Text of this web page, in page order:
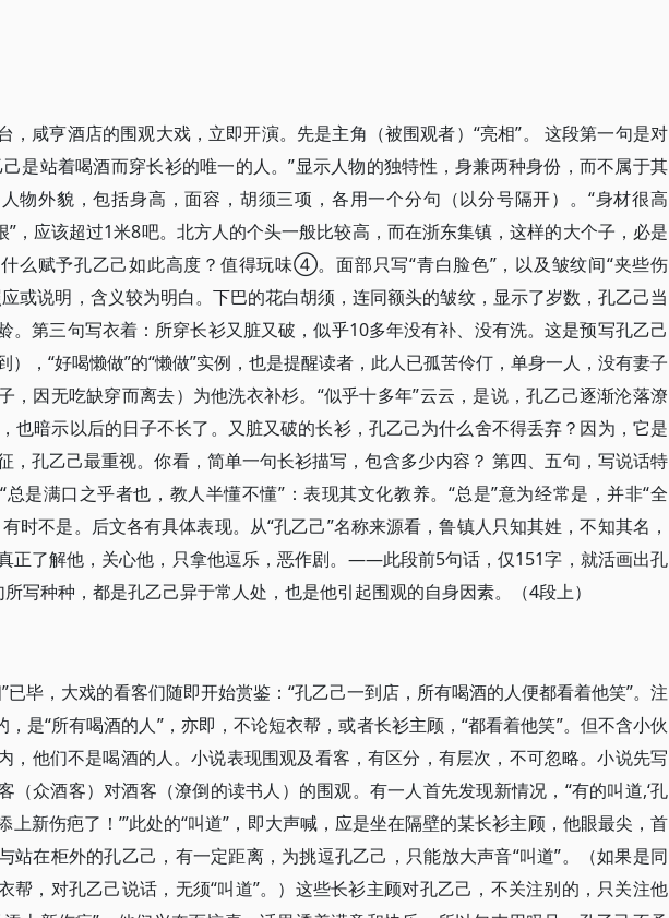
，咸亨酒店的围观大戏，立即开演。先是主角（被围观者）“亮相”。 这段第一句是对
是站着喝酒而穿长衫的唯一的人。”显示人物的独特性，身兼两种身份，而不属于其
物外貌，包括身高，面容，胡须三项，各用一个分句（以分号隔开）。“身材很高
”，应该超过1米8吧。北方人的个头一般比较高，而在浙东集镇，这样的大个子，必是
么赋予孔乙己如此高度？值得玩味④。面部只写“青白脸色”，以及皱纹间“夹些伤
或说明，含义较为明白。下巴的花白胡须，连同额头的皱纹，显示了岁数，孔乙己当
。第三句写衣着：所穿长衫又脏又破，似乎10多年没有补、没有洗。这是预写孔乙己
），“好喝懒做”的“懒做”实例，也是提醒读者，此人已孤苦伶仃，单身一人，没有妻子
，因无吃缺穿而离去）为他洗衣补杉。“似乎十多年”云云，是说，孔乙己逐渐沦落潦
也暗示以后的日子不长了。又脏又破的长衫，孔乙己为什么舍不得丢弃？因为，它是
，孔乙己最重视。你看，简单一句长衫描写，包含多少内容？ 第四、五句，写说话特
总是满口之乎者也，教人半懂不懂”：表现其文化教养。“总是”意为经常是，并非“全
时不是。后文各有具体表现。从“孔乙己”名称来源看，鲁镇人只知其姓，不知其名，
正了解他，关心他，只拿他逗乐，恶作剧。——此段前5句话，仅151字，就活画出孔
写种种，都是孔乙己异于常人处，也是他引起围观的自身因素。（4段上）
已毕，大戏的看客们随即开始赏鉴：“孔乙己一到店，所有喝酒的人便都看着他笑”。注
，是“所有喝酒的人”，亦即，不论短衣帮，或者长衫主顾，“都看着他笑”。但不含小伙
，他们不是喝酒的人。小说表现围观及看客，有区分，有层次，不可忽略。小说先写
（众酒客）对酒客（潦倒的读书人）的围观。有一人首先发现新情况，“有的叫道,‘孔
上新伤疤了！’”此处的“叫道”，即大声喊，应是坐在隔壁的某长衫主顾，他眼最尖，首
站在柜外的孔乙己，有一定距离，为挑逗孔乙己，只能放大声音“叫道”。（如果是同
帮，对孔乙己说话，无须“叫道”。）这些长衫主顾对孔乙己，不关注别的，只关注他